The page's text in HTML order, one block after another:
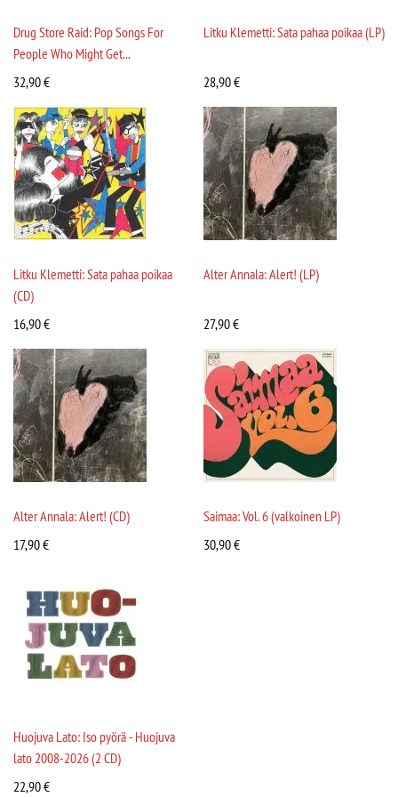
Drug Store Raid: Pop Songs For
People Who Might Get...
32,90€
Litku Klemetti: Sata pahaa poikaa (LP)
28,90€
Litku Klemetti: Sata pahaa poikaa
(CD)
16,90€
Alter Annala: Alert! (LP)
27,90€
Alter Annala: Alert! (CD)
17,90€
Saimaa: Vol. 6 (valkoinen LP)
30,90€
Huojuva Lato: Iso pyörä - Huojuva
lato 2008-2026 (2 CD)
22,90€